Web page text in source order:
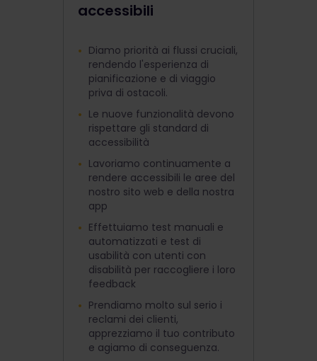
accessibili
Diamo priorità ai flussi cruciali,
rendendo l'esperienza di
pianificazione e di viaggio
priva di ostacoli.
Le nuove funzionalità devono
rispettare gli standard di
accessibilità
Lavoriamo continuamente a
rendere accessibili le aree del
nostro sito web e della nostra
app
Effettuiamo test manuali e
automatizzati e test di
usabilità con utenti con
disabilità per raccogliere i loro
feedback
Prendiamo molto sul serio i
reclami dei clienti,
apprezziamo il tuo contributo
e agiamo di conseguenza.